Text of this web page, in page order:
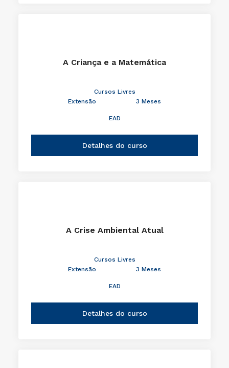
A Criança e a Matemática
Cursos Livres
Extensão
3 Meses
EAD
Detalhes do curso
A Crise Ambiental Atual
Cursos Livres
Extensão
3 Meses
EAD
Detalhes do curso